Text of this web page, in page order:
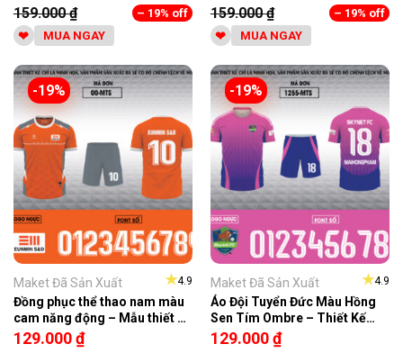
159.000₫
– 19% off
MUA NGAY
159.000₫
– 19% off
MUA NGAY
-19%
★4.9
Maket Đã Sản Xuất
Đồng phục thể thao nam màu
cam năng động – Mẫu thiết kế
nổi bật 2025
129.000₫
-19%
★4.9
Maket Đã Sản Xuất
Áo Đội Tuyển Đức Màu Hồng
Sen Tím Ombre – Thiết Kế
Năng Động, Chất Liệu Co Giãn
129.000₫